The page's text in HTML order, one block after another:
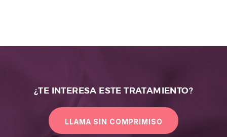
¿TE INTERESA ESTE TRATAMIENTO?
LLAMA SIN COMPRIMISO